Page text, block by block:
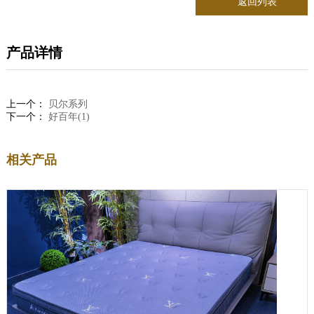
产品详情
上一个：
贝尔系列
下一个： 好百年(1)
相关产品